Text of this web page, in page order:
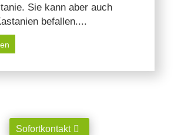
Sie kann aber auch
befallen....
Sofortkontakt